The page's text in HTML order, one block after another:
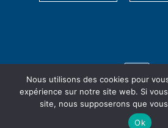
Nous utilisons des cookies pour
expérience sur notre site web. Si
site, nous supposerons que
Ok